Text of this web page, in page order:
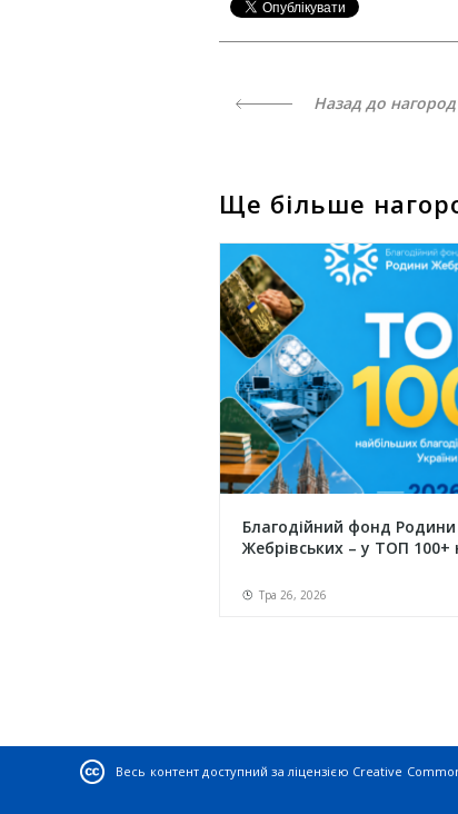
Назад до нагород
Ще більше
Благодійний фонд Родини
Жебрівських – у ТОП 100+
Тра 26, 2026
Весь контент доступний за ліцензією Creative